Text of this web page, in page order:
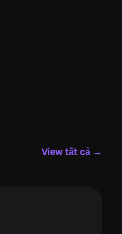
View tất cả →